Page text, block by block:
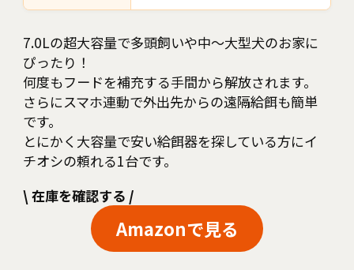
7.0Lの超大容量で多頭飼いや中〜大型犬のお家に
ぴったり！
何度もフードを補充する手間から解放されます。
さらにスマホ連動で外出先からの遠隔給餌も簡単
です。
とにかく大容量で安い給餌器を探している方にイ
チオシの頼れる1台です。
\ 在庫を確認する /
Amazonで見る